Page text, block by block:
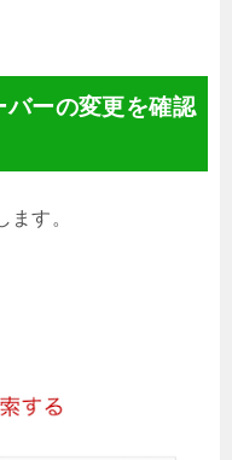
ーの変更を確認
す。